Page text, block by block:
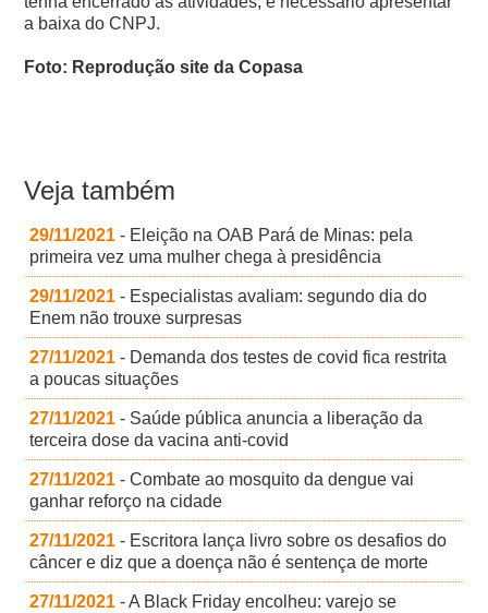
a baixa do CNPJ.
Foto: Reprodução site da Copasa
Veja também
29/11/2021 - Eleição na OAB Pará de Minas: pela
primeira vez uma mulher chega à presidência
29/11/2021 - Especialistas avaliam: segundo dia do
Enem não trouxe surpresas
27/11/2021 - Demanda dos testes de covid fica restrita
a poucas situações
27/11/2021 - Saúde pública anuncia a liberação da
terceira dose da vacina anti-covid
27/11/2021 - Combate ao mosquito da dengue vai
ganhar reforço na cidade
27/11/2021 - Escritora lança livro sobre os desafios do
câncer e diz que a doença não é sentença de morte
27/11/2021 - A Black Friday encolheu: varejo se